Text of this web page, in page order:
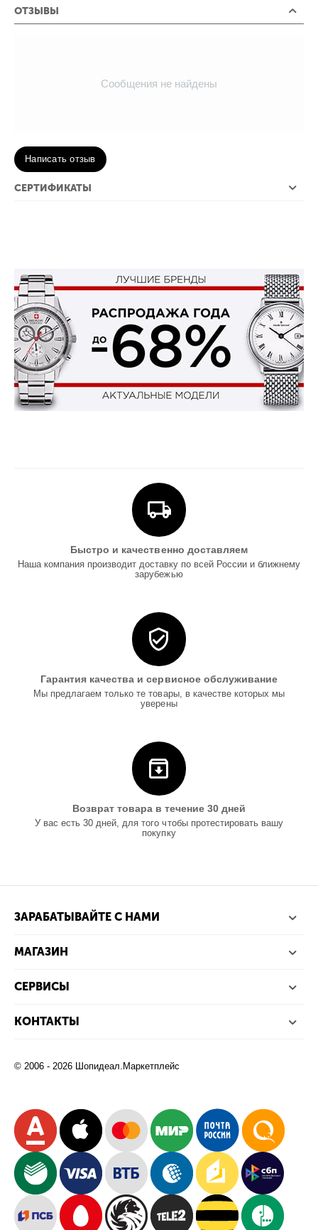
ОТЗЫВЫ
Сообщения не найдены
Написать отзыв
СЕРТИФИКАТЫ
Быстро и качественно доставляем
Наша компания производит доставку по всей России и ближнему
зарубежью
Гарантия качества и сервисное обслуживание
Мы предлагаем только те товары, в качестве которых мы
уверены
Возврат товара в течение 30 дней
У вас есть 30 дней, для того чтобы протестировать вашу
покупку
ЗАРАБАТЫВАЙТЕ С НАМИ
МАГАЗИН
СЕРВИСЫ
КОНТАКТЫ
© 2006 - 2026 Шопидеал.Маркетплейс